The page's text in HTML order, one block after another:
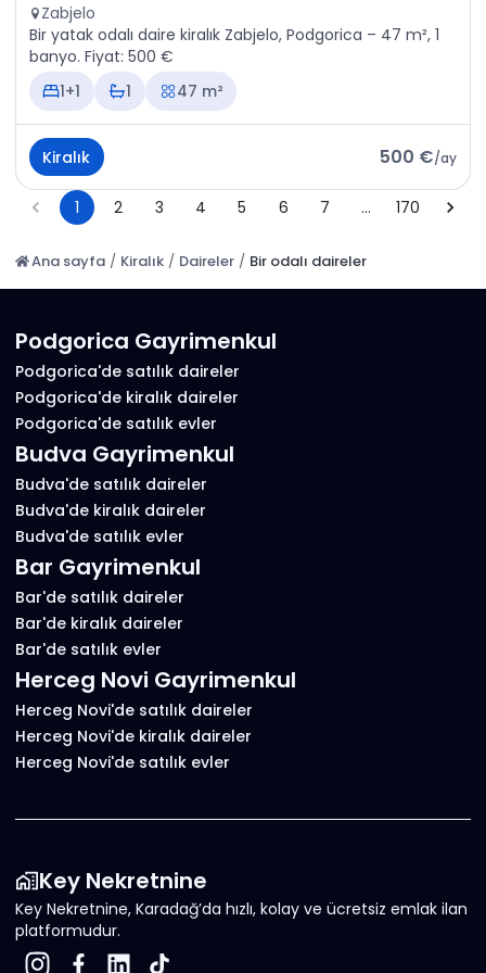
Zabjelo
Bir yatak odalı daire kiralık Zabjelo, Podgorica – 47 m², 1
banyo. Fiyat: 500 €
1+1
1 47 m²
Kiralık 500 €/ay
1 2 3 4 5 6 7 … 170
Ana sayfa / Kiralık / Daireler / Bir odalı daireler
Podgorica Gayrimenkul
Podgorica'de satılık daireler
Podgorica'de kiralık daireler
Podgorica'de satılık evler
Budva Gayrimenkul
Budva'de satılık daireler
Budva'de kiralık daireler
Budva'de satılık evler
Bar Gayrimenkul
Bar'de satılık daireler
Bar'de kiralık daireler
Bar'de satılık evler
Herceg Novi Gayrimenkul
Herceg Novi'de satılık daireler
Herceg Novi'de kiralık daireler
Herceg Novi'de satılık evler
Key Nekretnine
Key Nekretnine, Karadağ’da hızlı, kolay ve ücretsiz emlak ilan
platformudur.